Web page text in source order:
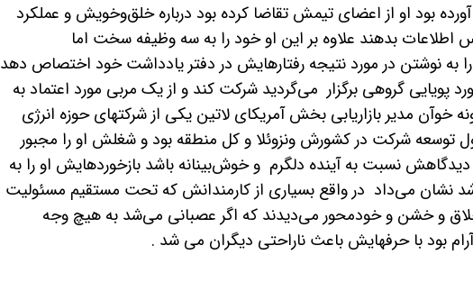
بود او از اعضای تیمش تقاضا کرده بود درباره خلق‌وخویش و عملکرد
اطلاعات بدهند علاوه بر این او خود را به سه وظیفه سخت اما
به نوشتن در مورد نتیجه رفتارهایش در دفتر یادداشت خود اختصاص دهد
پویایی گروهی برگزار می‌گردید شرکت کند و از یک مربی مورد اعتماد به
خوآن مدیر بازاریابی بخش آمریکای لاتین یکی از شرکتهای حوزه انرژی
توسعه شرکت در کشورش ونزوئلا و کل منطقه بود و شغلش او را مجبور
نسبت به آینده دلگرم و خوش‌بینانه باشد بازخوردهایش او را به
آنچه باید باشد نشان می‌داد در واقع بسیاری از کارمندانش که تحت مستقیم مسئولیت
و خشن و خودمحور می‌دیدند که اگر عصبانی می‌شد به هیچ وجه
بود با حرفهایش باعث ناراحتی دیگران می‌ شد .